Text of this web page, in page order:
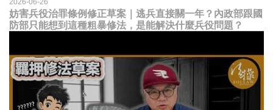
2026-06-26
妨害兵役治罪條例修正草案｜逃兵直接關一年？內政部跟國
防部只能想到這種粗暴修法，是能解決什麼兵役問題？